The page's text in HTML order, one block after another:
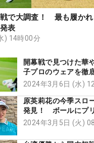
で大調査！ 最も履か
表
) 14時00分
開幕戦で見つけた華
子プロのウェアを徹
【編集部ファッショ
2024年3月6日 (水)
原英莉花の今季スロ
発見！ ボールにプ
れた文字は…【きょ
2024年3月5日 (火)